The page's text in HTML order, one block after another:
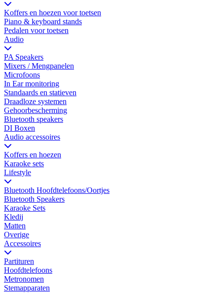
Koffers en hoezen voor toetsen
Piano & keyboard stands
Pedalen voor toetsen
Audio
PA Speakers
Mixers / Mengpanelen
Microfoons
In Ear monitoring
Standaards en statieven
Draadloze systemen
Gehoorbescherming
Bluetooth speakers
DI Boxen
Audio accessoires
Koffers en hoezen
Karaoke sets
Lifestyle
Bluetooth Hoofdtelefoons/Oortjes
Bluetooth Speakers
Karaoke Sets
Kledij
Matten
Overige
Accessoires
Partituren
Hoofdtelefoons
Metronomen
Stemapparaten